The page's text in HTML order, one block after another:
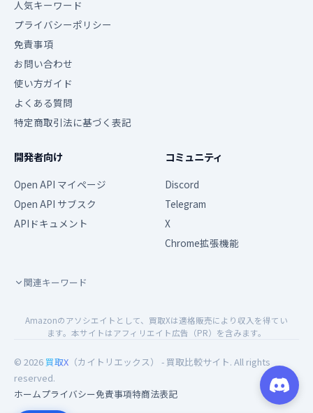
人気キーワード
プライバシーポリシー
免責事項
お問い合わせ
使い方ガイド
よくある質問
特定商取引法に基づく表記
開発者向け
Open API マイページ
Open API サブスク
APIドキュメント
コミュニティ
Discord
Telegram
X
Chrome拡張機能
関連キーワード
Amazonのアソシエイトとして、買取Xは適格販売により収入を得てい
ます。本サイトはアフィリエイト広告（PR）を含みます。
© 2026 買取X （カイトリエックス） - 買取比較サイト. All rights
reserved.
ホームプライバシー免責事項特商法表記